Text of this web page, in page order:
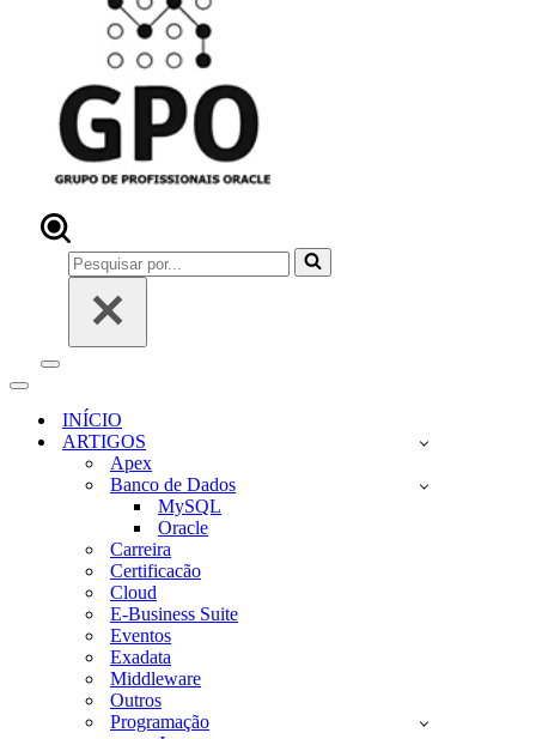
Pesquisar
por...
Menu
navegação
Menu
navegaçãoINÍCIO
ARTIGOS
Apex
Banco de Dados
MySQL
Oracle
Carreira
Certificacão
Cloud
E-Business Suite
Eventos
Exadata
Middleware
Outros
Programação